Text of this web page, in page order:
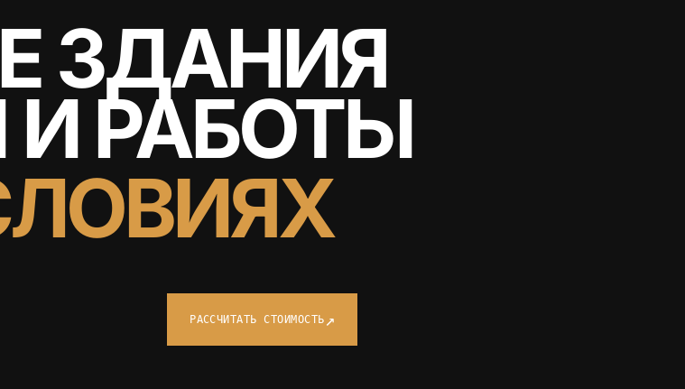
ЗДАНИЯ
РАБОТЫ
РАССЧИТАТЬ СТОИМОСТЬ ↗